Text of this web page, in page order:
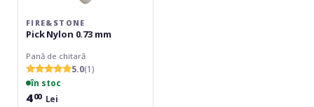
FIRE&STONE
Pick Nylon 0.73 mm
Pană de chitară
5.0(1)
în stoc
400 Lei